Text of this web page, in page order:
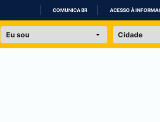
IR
COMUNICA BR ACESSO À